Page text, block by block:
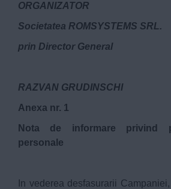
ORGANIZATOR
Societatea ROMSYSTEMS SRL.
prin Director General
RAZVAN GRUDINSCHI
Anexa nr. 1
Nota de informare privind
personale
In vederea desfasurarii